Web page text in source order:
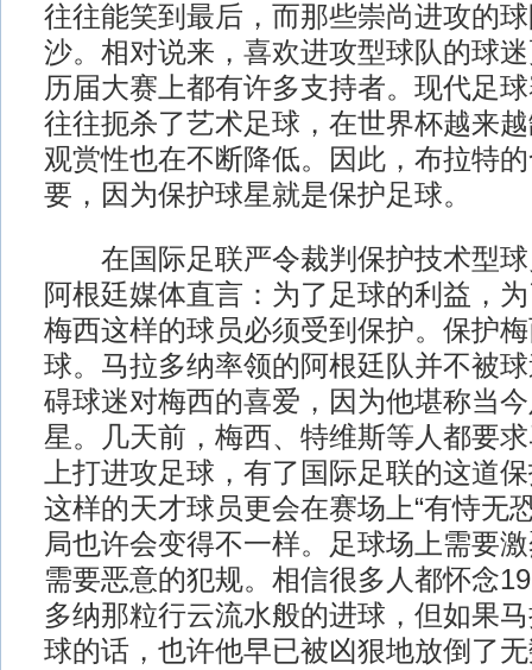
往往能笑到最后，而那些崇尚进攻的
沙。相对说来，喜欢进攻型球队的球
历届大赛上都有许多支持者。现代足
往往扼杀了艺术足球，在世界杯越来
观赏性也在不断降低。因此，布拉特
要，因为保护球星就是保护足球。
在国际足联严令裁判保护技术型球
阿根廷媒体直言：为了足球的利益，
梅西这样的球员必须受到保护。保护
球。马拉多纳率领的阿根廷队并不被
碍球迷对梅西的喜爱，因为他堪称当
星。几天前，梅西、特维斯等人都要
上打进攻足球，有了国际足联的这道
这样的天才球员更会在赛场上“有恃无
局也许会变得不一样。足球场上需要
需要恶意的犯规。相信很多人都怀念
多纳那粒行云流水般的进球，但如果
球的话，也许他早已被凶狠地放倒了